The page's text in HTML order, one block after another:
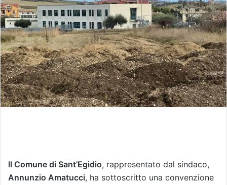
e
m
a
i
l
Il Comune di Sant’Egidio, rappresentato dal sindaco,
Annunzio Amatucci, ha sottoscritto una convenzione